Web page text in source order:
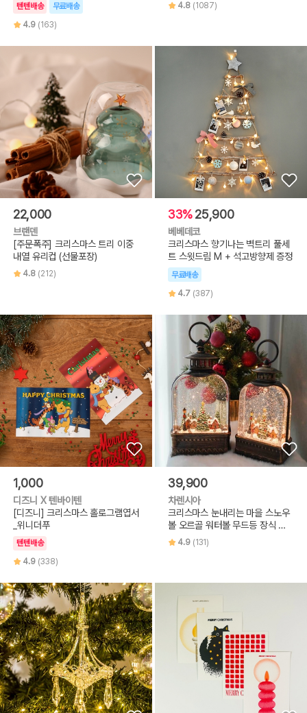
텐텐배송
무료배송
4.9 (163)
4.8 (1087)
22,000
브랜덴
[주문폭주] 크리스마스 트리 이중
내열 유리컵 (선물포장)
4.8 (212)
33%25,900
베베데코
크리스마스 향기나는 벽트리 풀세
트 스윗드림 M + 석고방향제 증정
무료배송
4.7 (387)
1,000
디즈니 X 텐바이텐
[디즈니] 크리스마스 홀로그램엽서
_위니더푸
텐텐배송
4.9 (338)
39,900
차렌시아
크리스마스 눈내리는 마을 스노우
볼 오르골 워터볼 무드등 장식 선
물 4.9 (131)